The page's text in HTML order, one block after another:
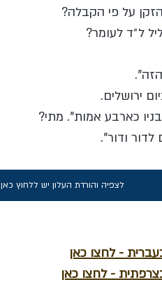
על פי הקבלה?
ל״ד לעומר?
ירושלים.
כארבע אמות". מתי?
לדור ודור".
לצפיה והורדת העלון יש ללחוץ כאן
- לחצו כאן
- לחצו כאן